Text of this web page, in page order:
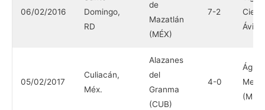
06/02/2016
Domingo,
RD
de
Mazatlán
(MÉX)
7-2
Ávila
05/02/2017
Culiacán,
Méx.
Alazanes
del
Granma
(CUB)
4-0
(MÉX)